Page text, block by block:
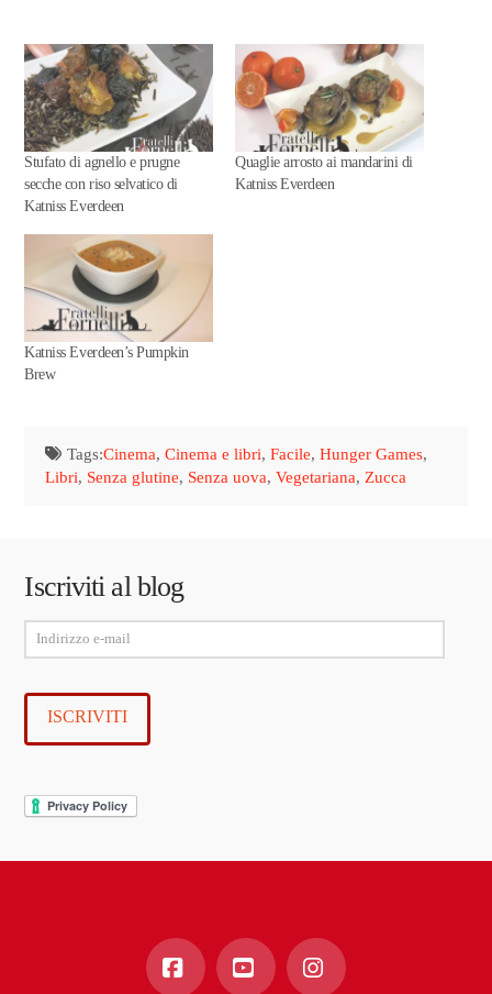
Stufato di agnello e prugne
secche con riso selvatico di
Katniss Everdeen
Quaglie arrosto ai mandarini di
Katniss Everdeen
Katniss Everdeen’s Pumpkin
Brew
Tags:Cinema, Cinema e libri, Facile, Hunger Games,
Libri, Senza glutine, Senza uova,Vegetariana,Zucca
Iscriviti al blog
Indirizzo
e-
mail
ISCRIVITI